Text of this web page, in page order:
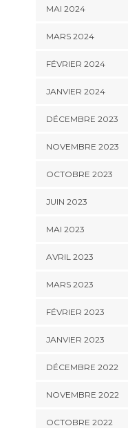
MAI 2024
MARS 2024
FÉVRIER 2024
JANVIER 2024
DÉCEMBRE 2023
NOVEMBRE 2023
OCTOBRE 2023
JUIN 2023
MAI 2023
AVRIL 2023
MARS 2023
FÉVRIER 2023
JANVIER 2023
DÉCEMBRE 2022
NOVEMBRE 2022
OCTOBRE 2022